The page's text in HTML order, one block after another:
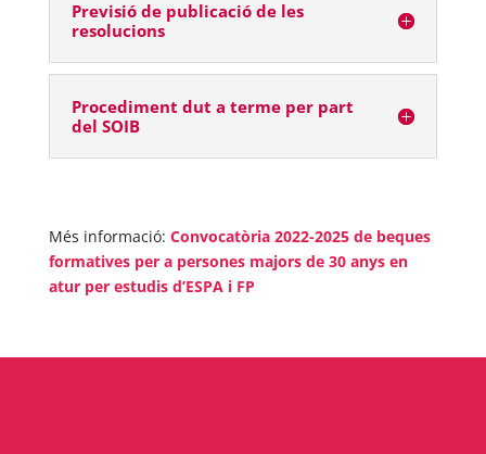
Previsió de publicació de les
resolucions
Procediment dut a terme per part
del SOIB
Més informació: Convocatòria 2022-2025 de beques
formatives per a persones majors de 30 anys en
atur per estudis d’ESPA i FP